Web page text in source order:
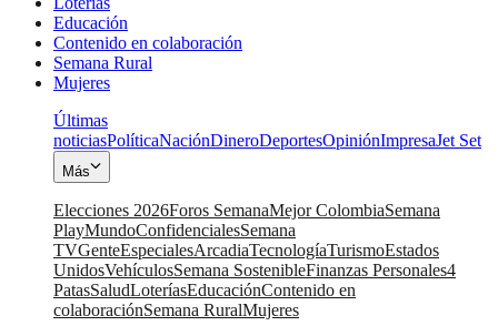
Educación
Contenido en colaboración
Semana Rural
Mujeres
Últimas
noticiasPolíticaNaciónDineroDeportesOpiniónImpresaJet Set
Más
Elecciones 2026Foros SemanaMejor ColombiaSemana
PlayMundoConfidencialesSemana
TVGenteEspecialesArcadiaTecnologíaTurismoEstados
UnidosVehículosSemana SostenibleFinanzas Personales4
PatasSaludLoteríasEducaciónContenido en
colaboraciónSemana RuralMujeres